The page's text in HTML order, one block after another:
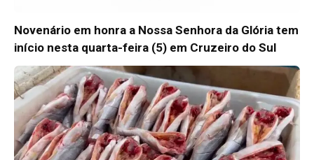
Novenário em honra a Nossa Senhora da Glória tem
início nesta quarta-feira (5) em Cruzeiro do Sul